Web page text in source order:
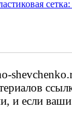
и если